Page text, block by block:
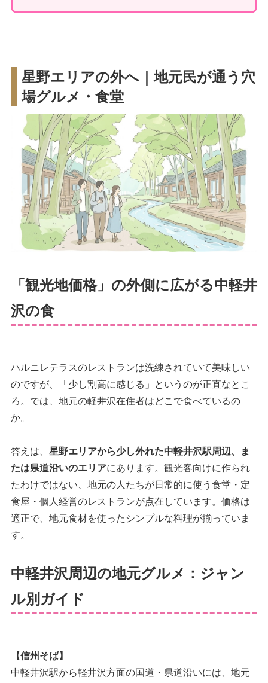
星野エリアの外へ｜地元民が通う穴
場グルメ・食堂
「観光地価格」の外側に広がる中軽井
沢の食
ハルニレテラスのレストランは洗練されていて美味しい
のですが、「少し割高に感じる」というのが正直なとこ
ろ。では、地元の軽井沢在住者はどこで食べているの
か。
答えは、 星野エリアから少し外れた中軽井沢駅周辺、ま
たは県道沿いのエリアにあります。観光客向けに作られ
たわけではない、地元の人たちが日常的に使う食堂・定
食屋・個人経営のレストランが点在しています。価格は
適正で、地元食材を使ったシンプルな料理が揃っていま
す。
中軽井沢周辺の地元グルメ：ジャン
ル別ガイド
【信州そば】
中軽井沢駅から軽井沢方面の国道・県道沿いには、地元